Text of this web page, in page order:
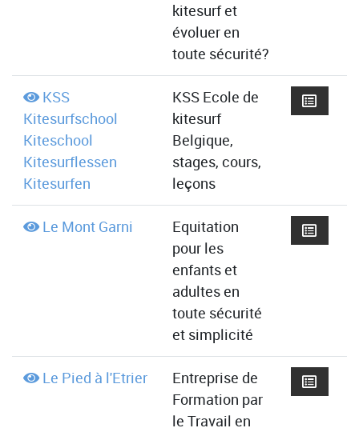
kitesurf et
évoluer en
toute sécurité?
KSS
Kitesurfschool
Kiteschool
Kitesurflessen
Kitesurfen
KSS Ecole de
kitesurf
Belgique,
stages, cours,
leçons
Le Mont Garni
Equitation
pour les
enfants et
adultes en
toute sécurité
et simplicité
Le Pied à l'Etrier
Entreprise de
Formation par
le Travail en